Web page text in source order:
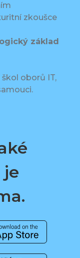
zkoušce
základ
oborů IT,
je